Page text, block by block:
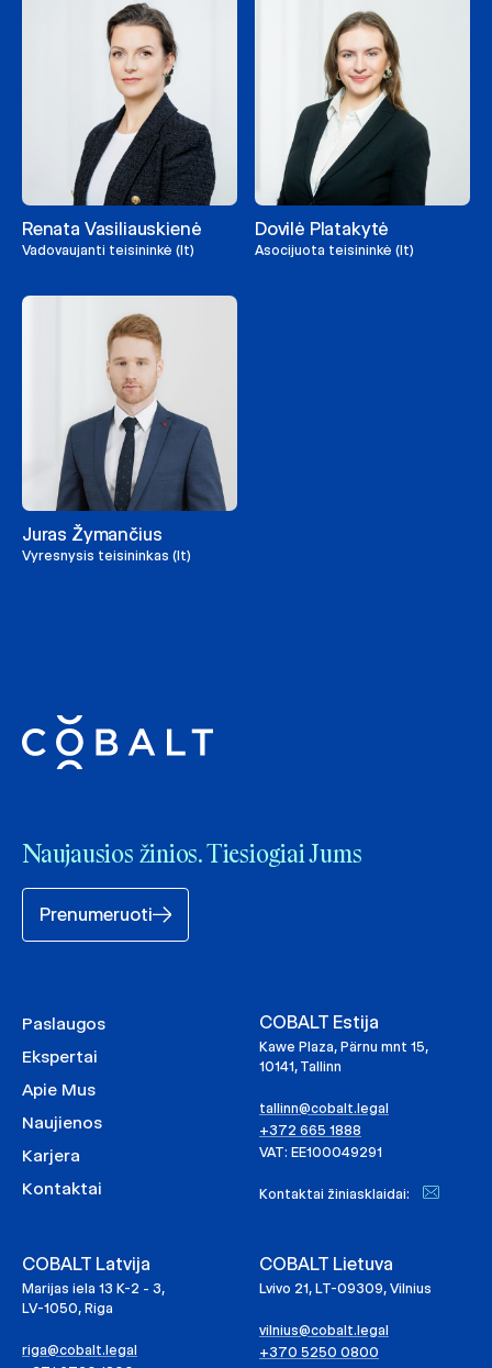
Renata Vasiliauskienė
Vadovaujanti teisininkė (lt)
Dovilė Platakytė
Asocijuota teisininkė (lt)
Juras Žymančius
Vyresnysis teisininkas (lt)
Naujausios žinios. Tiesiogiai Jums
Prenumeruoti
Paslaugos
Ekspertai
Apie Mus
Naujienos
Karjera
Kontaktai
COBALT Estija
Kawe Plaza, Pärnu mnt 15,
10141, Tallinn
tallinn@cobalt.legal
+372 665 1888
VAT: EE100049291
Kontaktai žiniasklaidai:
COBALT Latvija
Marijas iela 13 K-2 - 3,
LV-1050, Riga
riga@cobalt.legal
COBALT Lietuva
Lvivo 21, LT-09309, Vilnius
vilnius@cobalt.legal
+370 5250 0800